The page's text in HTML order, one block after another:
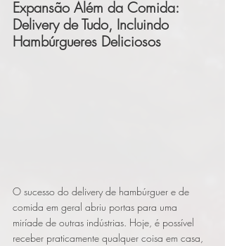
Expansão Além da Comida:
Delivery de Tudo, Incluindo
Hambúrgueres Deliciosos
O sucesso do delivery de hambúrguer e de
comida em geral abriu portas para uma
miríade de outras indústrias. Hoje, é possível
receber praticamente qualquer coisa em casa,